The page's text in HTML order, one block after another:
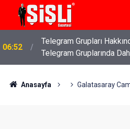
06:52
Telegram Grupları
Telegram Gruplarında
Anasayfa Galatasaray